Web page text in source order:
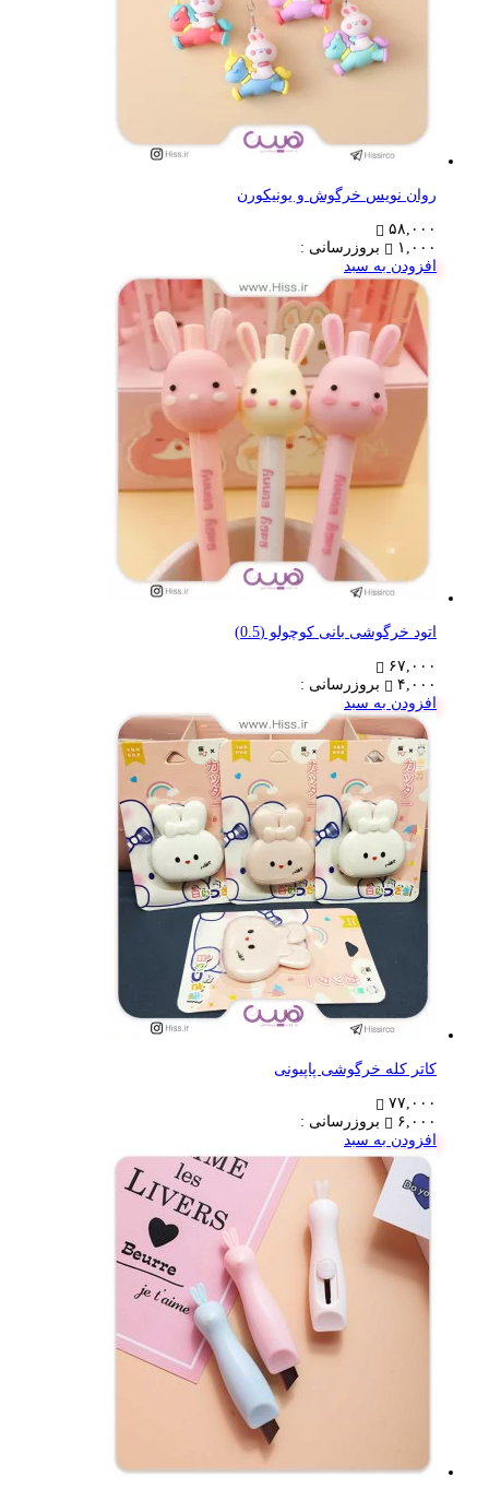
روان نویس خرگوش و یونیکورن
۵۸,۰۰۰
۱,۰۰۰
بروزرسانی :
افزودن به سبد
اتود خرگوشی بانی کوچولو (0.5)
۶۷,۰۰۰
۴,۰۰۰
بروزرسانی :
افزودن به سبد
کاتر کله خرگوشی پاپیونی
۷۷,۰۰۰
۶,۰۰۰
بروزرسانی :
افزودن به سبد